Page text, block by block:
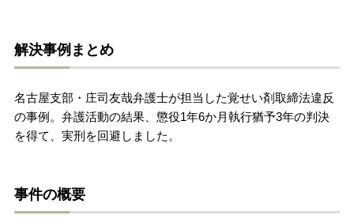
弁護士紹介
弁護士費用
解決実績
解決事例まとめ
名古屋支部・庄司友哉弁護士が担当した覚せい剤取締法違反
の事例。弁護活動の結果、懲役1年6か月執行猶予3年の判決
を得て、実刑を回避しました。
事件の概要